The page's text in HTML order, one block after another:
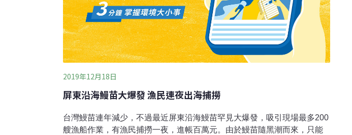
2019年12月18日
屏東沿海鰻苗大爆發 漁民連夜出海捕撈
台灣鰻苗連年減少，不過最近屏東沿海鰻苗罕見大爆發，吸引現場最多200
艘漁船作業，有漁民捕撈一夜，進帳百萬元。由於鰻苗隨黑潮而來，只能